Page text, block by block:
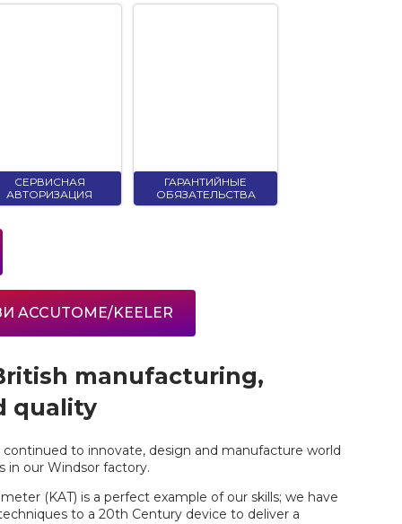
СЕРВИСНАЯ
АВТОРИЗАЦИЯ
ГАРАНТИЙНЫЕ
ОБЯЗАТЕЛЬСТВА
ACCUTOME/KEELER
manufacturing,
quality
continued to innovate, design and manufacture world
in our Windsor factory.
(KAT) is a perfect example of our skills; we have
to a 20th Century device to deliver a